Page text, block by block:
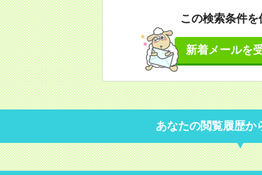
この検索条件を
新着メールを
あなたの閲覧履歴か